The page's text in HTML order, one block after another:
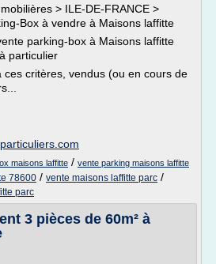
> ILE-DE-FRANCE >
Box à vendre à Maisons laffitte
parking-box à Maisons laffitte
particulier
ces critères, vendus (ou en cours de
maisons laffitte / vente parking maisons laffitte
78600 / vente maisons laffitte parc /
parc
3 pièces de 60m² à